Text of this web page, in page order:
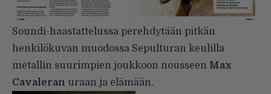
Soundi-haastattelussa perehdytään pitkän
henkilökuvan muodossa Sepulturan keulilla
metallin suurimpien joukkoon nousseen Max
Cavaleran uraan ja elämään.